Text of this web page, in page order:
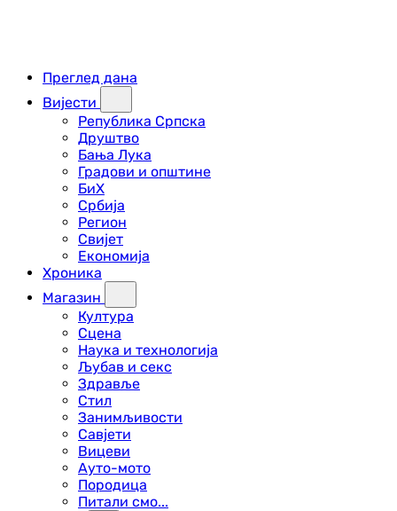
Преглед дана
Вијести
Република Српска
Друштво
Бања Лука
Градови и општине
БиХ
Србија
Регион
Свијет
Економија
Хроника
Магазин
Култура
Сцена
Наука и технологија
Љубав и секс
Здравље
Стил
Занимљивости
Савјети
Вицеви
Ауто-мото
Породица
Питали смо...